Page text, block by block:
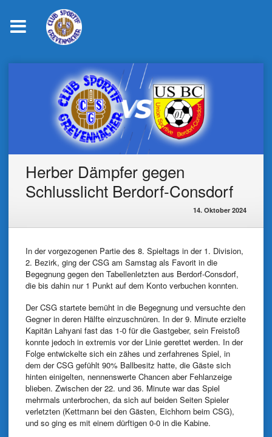
Herber Dämpfer gegen
Schlusslicht Berdorf-Consdorf
14. Oktober 2024
In der vorgezogenen Partie des 8. Spieltags in der 1. Division,
2. Bezirk, ging der CSG am Samstag als Favorit in die
Begegnung gegen den Tabellenletzten aus Berdorf-Consdorf,
die bis dahin nur 1 Punkt auf dem Konto verbuchen konnten.
Der CSG startete bemüht in die Begegnung und versuchte den
Gegner in deren Hälfte einzuschnüren. In der 9. Minute erzielte
Kapitän Lahyani fast das 1-0 für die Gastgeber, sein Freistoß
konnte jedoch in extremis vor der Linie gerettet werden. In der
Folge entwickelte sich ein zähes und zerfahrenes Spiel, in
dem der CSG gefühlt 90% Ballbesitz hatte, die Gäste sich
hinten einigelten, nennenswerte Chancen aber Fehlanzeige
blieben. Zwischen der 22. und 36. Minute war das Spiel
mehrmals unterbrochen, da sich auf beiden Seiten Spieler
verletzten (Kettmann bei den Gästen, Eichhorn beim CSG),
und so ging es mit einem dürftigen 0-0 in die Kabine.